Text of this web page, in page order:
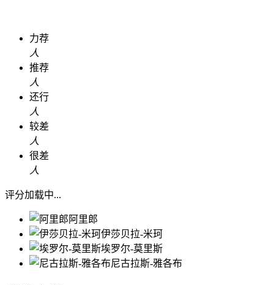
力荐
人
推荐
人
还行
人
较差
人
很差
人
评分加载中...
阿里郎
伊莎贝拉-米珂
埃罗尔-莫里斯
尼古拉斯-雅各布